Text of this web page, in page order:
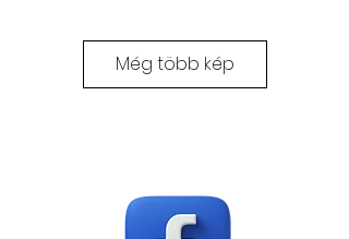
Még több kép